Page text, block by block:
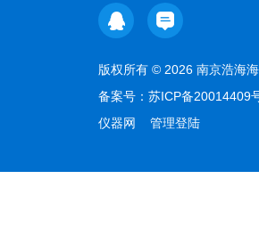
版权所有 © 2026 南京浩海
备案号： 苏ICP备20014409
仪器网
管理登陆